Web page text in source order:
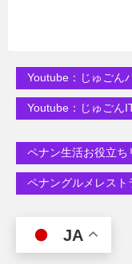
Youtube：じゅごん
Youtube：じゅごん
ペナン生活お役立ち
ペナングルメレスト
JA